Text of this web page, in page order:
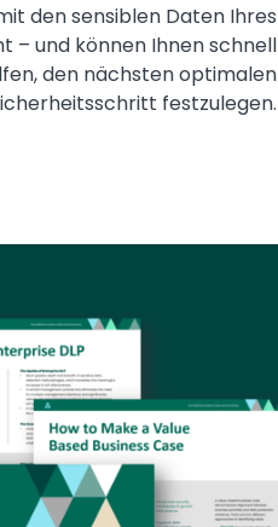
den sensiblen Daten Ihres
– und können Ihnen schnell
den nächsten optimalen
festzulegen.